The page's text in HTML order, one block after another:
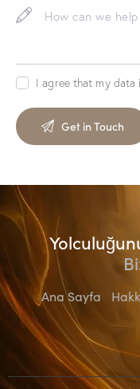
I agree that my data
Ana Sayfa